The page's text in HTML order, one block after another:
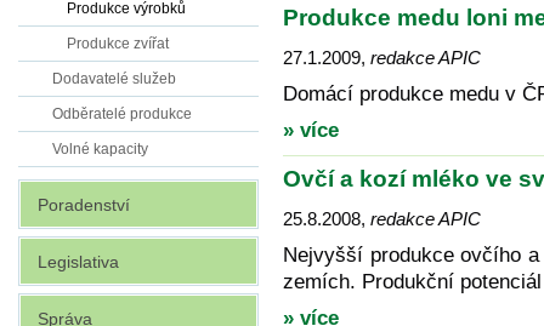
Produkce medu loni
27.1.2009, redakce APIC
Domácí produkce medu v
» více
Ovčí a kozí mléko ve
25.8.2008, redakce APIC
Nejvyšší produkce ovčího
zemích. Produkční
» více
Produkce výrobků
Produkce zvířat
Dodavatelé služeb
Odběratelé produkce
Volné kapacity
Poradenství
Legislativa
Správa